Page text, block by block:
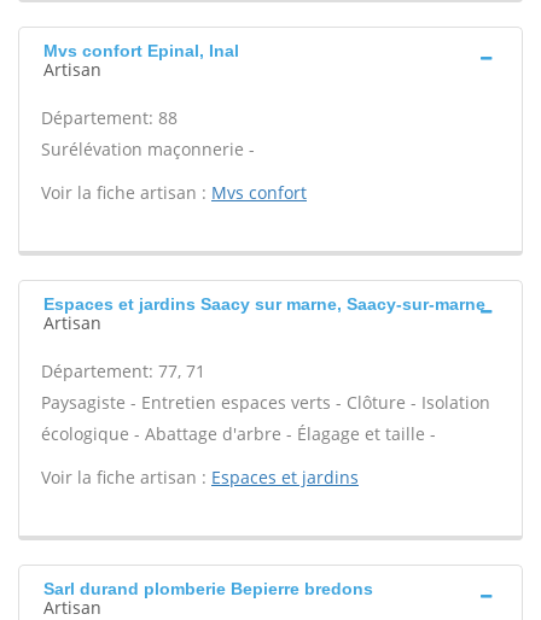
Mvs confort Epinal, Inal
Artisan
Département: 88
Surélévation maçonnerie -
Voir la fiche artisan : Mvs confort
Espaces et jardins Saacy sur marne, Saacy-sur-marne
Artisan
Département: 77, 71
Paysagiste - Entretien espaces verts - Clôture - Isolation
écologique - Abattage d'arbre - Élagage et taille -
Voir la fiche artisan : Espaces et jardins
Sarl durand plomberie Bepierre bredons
Artisan